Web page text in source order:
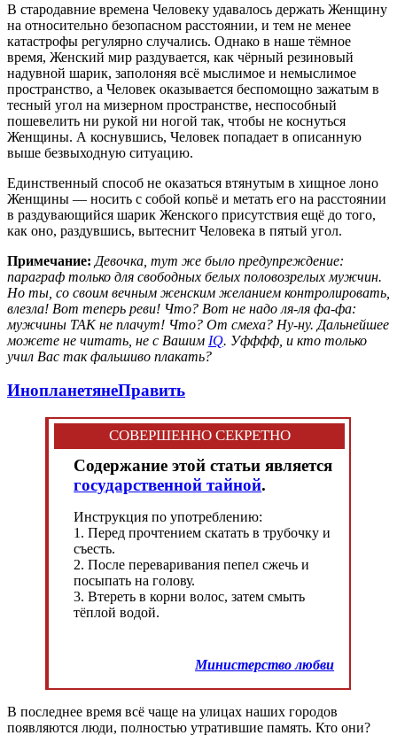
В стародавние времена Человеку удавалось держать Женщину
на относительно безопасном расстоянии, и тем не менее
катастрофы регулярно случались. Однако в наше тёмное
время, Женский мир раздувается, как чёрный резиновый
надувной шарик, заполоняя всё мыслимое и немыслимое
пространство, а Человек оказывается беспомощно зажатым в
тесный угол на мизерном пространстве, неспособный
пошевелить ни рукой ни ногой так, чтобы не коснуться
Женщины. А коснувшись, Человек попадает в описанную
выше безвыходную ситуацию.
Единственный способ не оказаться втянутым в хищное лоно
Женщины — носить с собой копьё и метать его на расстоянии
в раздувающийся шарик Женского присутствия ещё до того,
как оно, раздувшись, вытеснит Человека в пятый угол.
Примечание: Девочка, тут же было предупреждение:
параграф только для свободных белых половозрелых мужчин.
Но ты, со своим вечным женским желанием контролировать,
влезла! Вот теперь реви! Что? Вот не надо ля-ля фа-фа:
мужчины ТАК не плачут! Что? От смеха? Ну-ну. Дальнейшее
можете не читать, не с Вашим IQ. Уфффф, и кто только
учил Вас так фальшиво плакать?
ИнопланетянеПравить
СОВЕРШЕННО СЕКРЕТНО
Содержание этой статьи является
государственной тайной.
Инструкция по употреблению:
1. Перед прочтением скатать в трубочку и
съесть.
2. После переваривания пепел сжечь и
посыпать на голову.
3. Втереть в корни волос, затем смыть
тёплой водой.
Министерство любви
В последнее время всё чаще на улицах наших городов
появляются люди, полностью утратившие память. Кто они?